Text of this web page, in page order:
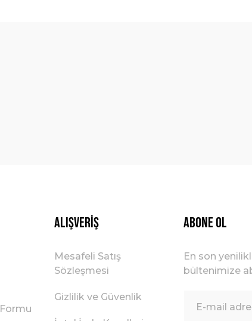
Alışveriş
Mesafeli Satış
Sözleşmesi
Gizlilik ve Güvenlik
ABONE OL
En son
bültenimize